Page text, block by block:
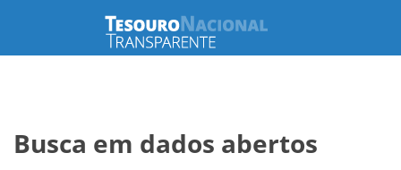
Busca em dados abertos